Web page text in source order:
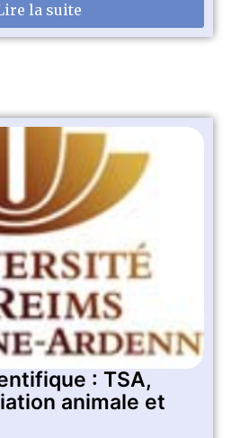
la suite
: TSA,
animale et